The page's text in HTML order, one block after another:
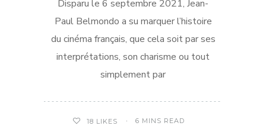
Disparu le 6 septembre 2021, Jean-
Paul Belmondo a su marquer l’histoire
du cinéma français, que cela soit par ses
interprétations, son charisme ou tout
simplement par
18 LIKES 6 MINS READ